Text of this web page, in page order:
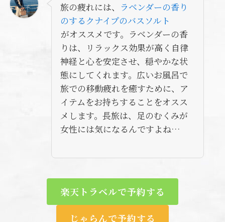
旅の疲れには、 ラベンダーの香り
のするクナイプのバスソルト
がオススメです。ラベンダーの香
りは、リラックス効果が高く自律
神経と心を安定させ、穏やかな状
態にしてくれます。広いお風呂で
旅での移動疲れを癒すために、ア
イテムをお持ちすることをオスス
メします。長旅は、足のむくみが
女性には気になるんですよね…
楽天トラベルで予約する
じゃらんで予約する